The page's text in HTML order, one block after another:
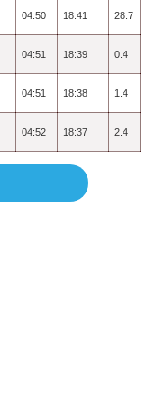
04:50 18:41 28.7
04:51 18:39 0.4
04:51 18:38 1.4
04:52 18:37 2.4